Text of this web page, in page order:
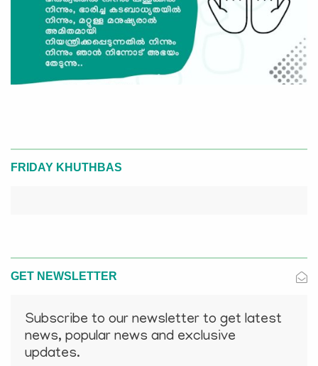
FRIDAY KHUTHBAS
GET NEWSLETTER
Subscribe to our newsletter to get latest
news, popular news and exclusive
updates.